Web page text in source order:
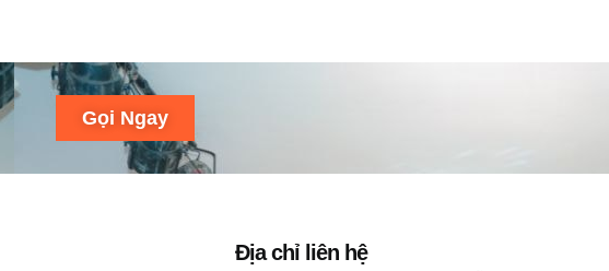
Gọi Ngay
Địa chỉ liên hệ